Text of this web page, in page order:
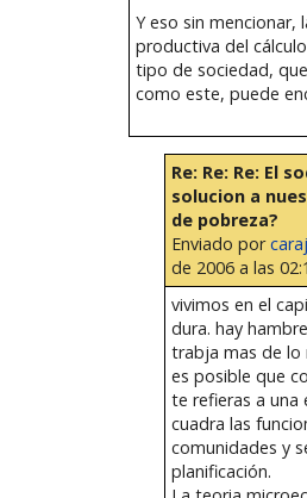
Y eso sin mencionar,
productiva del
tipo de sociedad,
como este, puede
Re: Re: Re: El
solucion a
de pobreza?
Enviado por
de 2006 a las
vivimos en el
dura. hay
trabja mas de lo
es posible que
te refieras a una
cuadra las
comunidades y
planificación.